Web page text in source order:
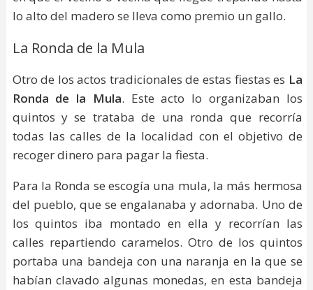
lo alto del madero se lleva como premio un gallo.
La Ronda de la Mula
Otro de los actos tradicionales de estas fiestas es La
Ronda de la Mula. Este acto lo organizaban los
quintos y se trataba de una ronda que recorría
todas las calles de la localidad con el objetivo de
recoger dinero para pagar la fiesta.
Para la Ronda se escogía una mula, la más hermosa
del pueblo, que se engalanaba y adornaba. Uno de
los quintos iba montado en ella y recorrían las
calles repartiendo caramelos. Otro de los quintos
portaba una bandeja con una naranja en la que se
habían clavado algunas monedas, en esta bandeja